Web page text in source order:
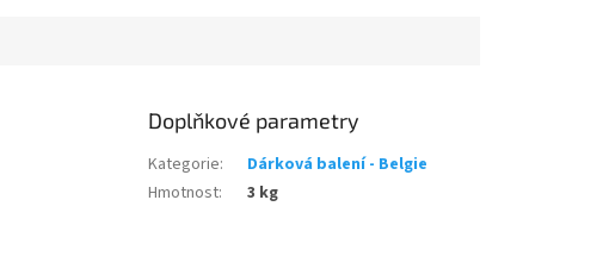
Doplňkové parametry
Kategorie:
Dárková balení - Belgie
Hmotnost: 3 kg